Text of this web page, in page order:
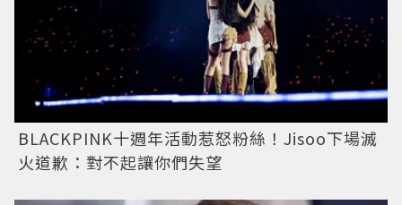
BLACKPINK十週年活動惹怒粉絲！Jisoo下場滅
火道歉：對不起讓你們失望